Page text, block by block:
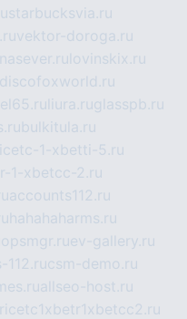
starbucksvia.ru
vektor-doroga.ru
lovinskix.ru
discofoxworld.ru
liura.ruglasspb.ru
bulkitula.ru
1-xbetti-5.ru
1-xbetcc-2.ru
accounts112.ru
hahahaharms.ru
opsmgr.ruev-gallery.ru
112.rucsm-demo.ru
allseo-host.ru